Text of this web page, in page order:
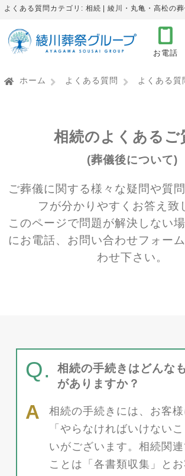
よくある質問カテゴリ: 相続 | 綾川・丸亀・高松の
お電話
ホーム よくある質問 よくある質
相続のよくあるご
(葬儀後について)
ご葬儀に関する様々な疑問や質
フが分かりやすくお答え致
このページで問題が解決しない
にお電話、お問い合わせフォー
わせ下さい。
Q.
相続の手続きはどんな
がありますか？
相続の手続きには、お客様
「やらなければいけない
いがございます。相続関
ことは「各書類収集」と